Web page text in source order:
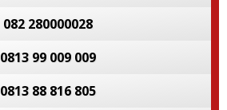
082 280000028
0813 99 009 009
0813 88 816 805